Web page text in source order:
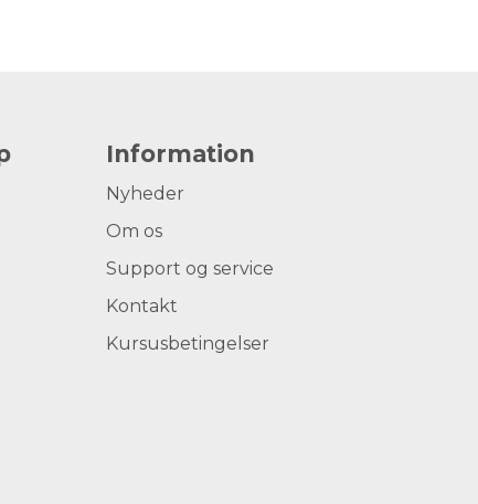
Information
Nyheder
Om os
Support og service
Kontakt
Kursusbetingelser